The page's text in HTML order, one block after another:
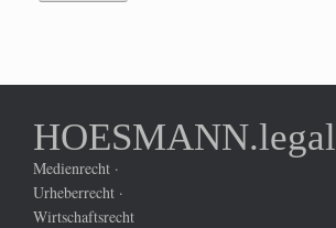
HOESMANN.legal
Medienrecht ·
Urheberrecht ·
Wirtschaftsrecht